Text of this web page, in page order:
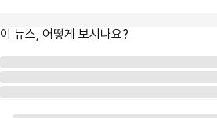
이 뉴스, 어떻게 보시나요?